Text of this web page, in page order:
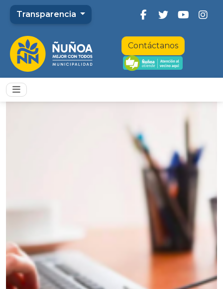
Transparencia
Contáctanos